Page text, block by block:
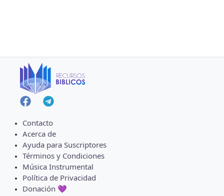
Contacto
Acerca de
Ayuda para Suscriptores
Términos y Condiciones
Música Instrumental
Política de Privacidad
Donación 💜